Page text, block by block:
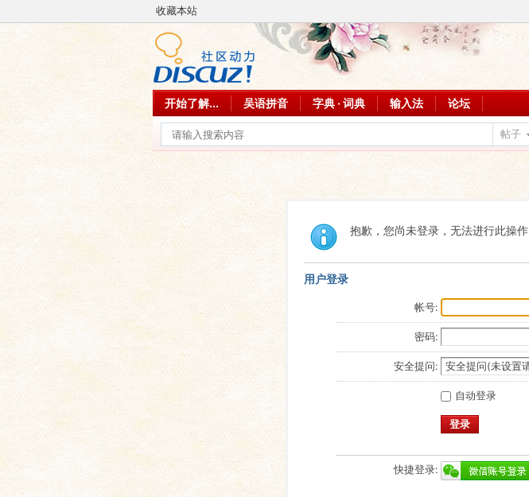
收藏本站
开始了解... 吴语拼音 字典 · 词典 输入法 论坛
帖子
抱歉，您尚未登录，无法进行此操作
用户登录
帐号:
密码:
安全提问:
自动登录
登录
快捷登录: